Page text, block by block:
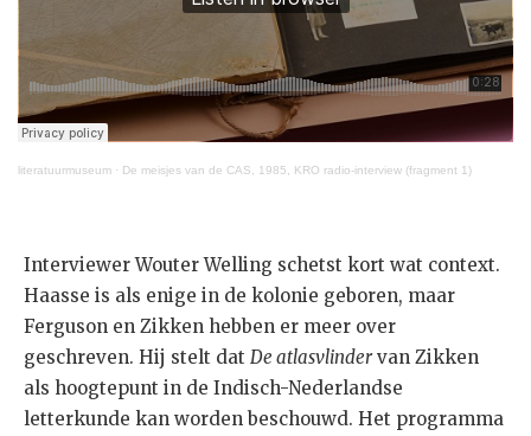
literatuurmuseum · De meisjes van de CAS, 1985, KRO radio-interview (fragment 1)
Interviewer Wouter Welling schetst kort wat context.
Haasse is als enige in de kolonie geboren, maar
Ferguson en Zikken hebben er meer over
geschreven. Hij stelt dat De atlasvlindervan Zikken
als hoogtepunt in de Indisch-Nederlandse
letterkunde kan worden beschouwd. Het programma